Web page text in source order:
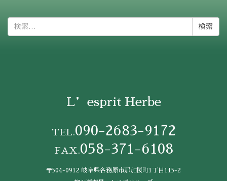
索:
L’esprit Herbe
TEL.090-2683-9172
FAX.058-371-6108
〒504-0912 岐阜県各務原市那加桜町1丁目115-2